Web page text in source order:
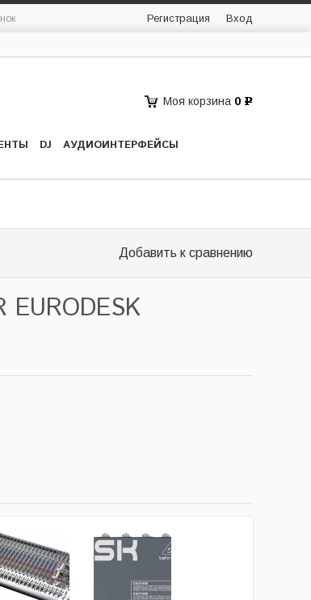
Регистрация Вход
DJ АУДИОИНТЕРФЕЙСЫ
Моя корзина 0 Р
Добавить к сравнению